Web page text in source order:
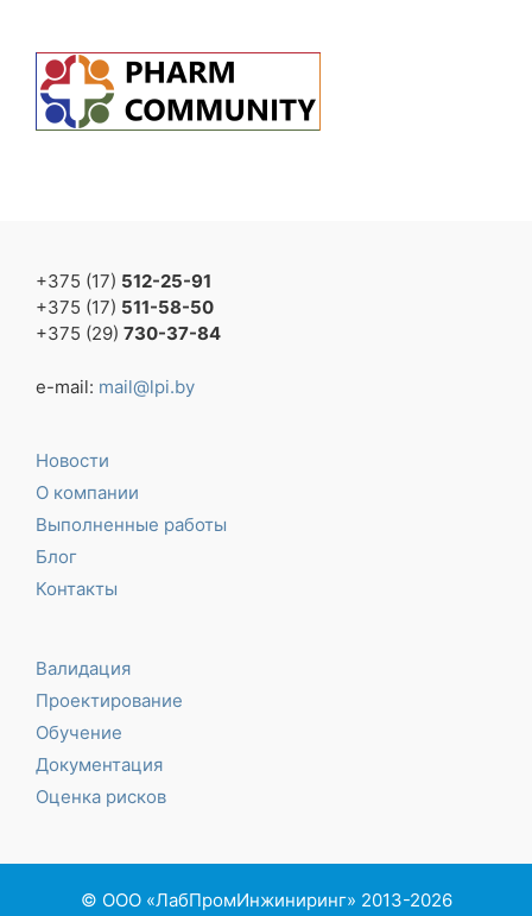
+375 (17) 512-25-91
+375 (17) 511-58-50
+375 (29) 730-37-84
e-mail: mail@lpi.by
Новости
О компании
Выполненные работы
Блог
Контакты
Валидация
Проектирование
Обучение
Документация
Оценка рисков
© ООО «ЛабПромИнжиниринг» 2013-2026